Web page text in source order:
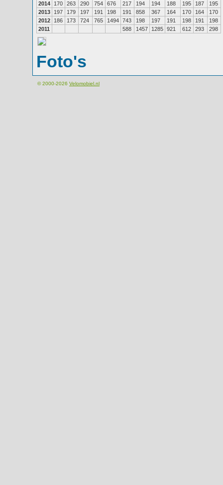
2014
170 263 290 754 676 217 194 194 188 195 187
195
2013
197 179 197 191 198 191 858 367 164 170 164
170
2012
186 173 724 765 1494 743 198 197 191 198 191
198
2011
588 1457 1285 921 612 293 298
Foto's
© 2000-2026 Velomobiel.nl